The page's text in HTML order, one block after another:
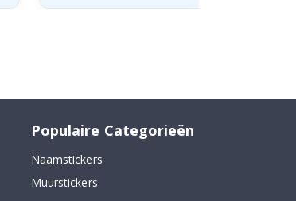
Populaire Categorieën
Naamstickers
Muurstickers